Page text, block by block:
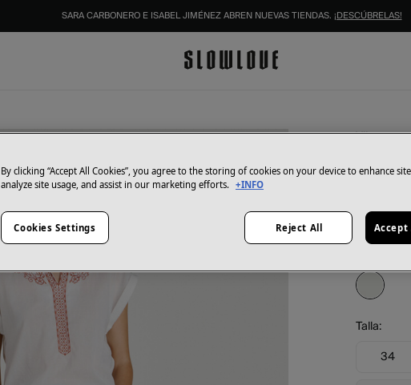
SARA CARBONERO E ISABEL JIMÉNEZ ABREN NUEVAS TIENDAS. ¡DESCÚBRELAS!
Vila
16,99 €
39,99 €
Talla:
34
By clicking “Accept All Cookies”, you agree to the storing of cookies on your device to enhance
analyze site usage, and assist in our marketing efforts. +INFO
Cookies Settings Reject All Accept